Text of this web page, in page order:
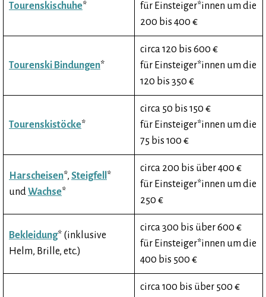
Tourenskischuhe*
für Einsteiger*innen um die
200 bis 400 €
Tourenski Bindungen*
circa 120 bis 600 €
für Einsteiger*innen um die
120 bis 350 €
Tourenskistöcke*
circa 50 bis 150 €
für Einsteiger*innen um die
75 bis 100 €
Harscheisen*, Steigfell *
undWachse*
circa 200 bis über 400 €
für Einsteiger*innen um die
250 €
Bekleidung* (inklusive
Helm, Brille, etc.)
circa 300 bis über 600 €
für Einsteiger*innen um die
400 bis 500 €
circa 100 bis über 500 €